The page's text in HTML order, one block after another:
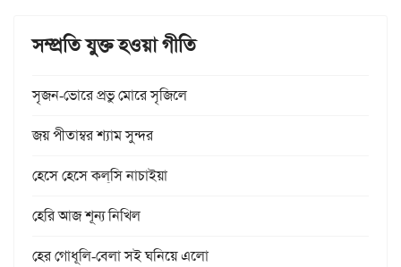
সম্প্রতি যুক্ত হওয়া গীতি
সৃজন-ভোরে প্রভু মোরে সৃজিলে
জয় পীতাম্বর শ্যাম সুন্দর
হেসে হেসে কল্‌সি নাচাইয়া
হেরি আজ শূন্য নিখিল
হের গোধূলি-বেলা সই ঘনিয়ে এলো